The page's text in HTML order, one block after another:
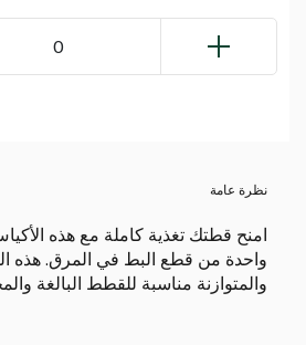
0
نظرة عامة
امنح قطتك تغذية كاملة مع هذه
واحدة من قطع البط في المرق. هذه
والمتوازنة مناسبة للقطط البالغة